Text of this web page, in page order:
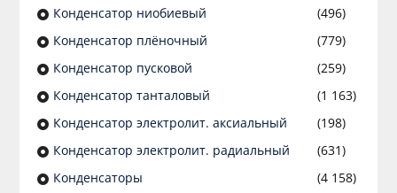
Конденсатор ниобиевый
(496)
Конденсатор плёночный
(779)
Конденсатор пусковой
(259)
Конденсатор танталовый
(1 163)
Конденсатор электролит. аксиальный
(198)
Конденсатор электролит. радиальный
(631)
Конденсаторы
(4 158)